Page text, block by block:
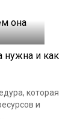
нужна и как
которая
и